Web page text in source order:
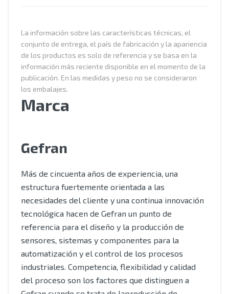
La información sobre las características técnicas, el
conjunto de entrega, el país de fabricación y la apariencia
de los productos es solo de referencia y se basa en la
información más reciente disponible en el momento de la
publicación. En las medidas y peso no se consideraron
los embalajes.
Marca
Gefran
Más de cincuenta años de experiencia, una
estructura fuertemente orientada a las
necesidades del cliente y una continua innovación
tecnológica hacen de Gefran un punto de
referencia para el diseño y la producción de
sensores, sistemas y componentes para la
automatización y el control de los procesos
industriales. Competencia, flexibilidad y calidad
del proceso son los factores que distinguen a